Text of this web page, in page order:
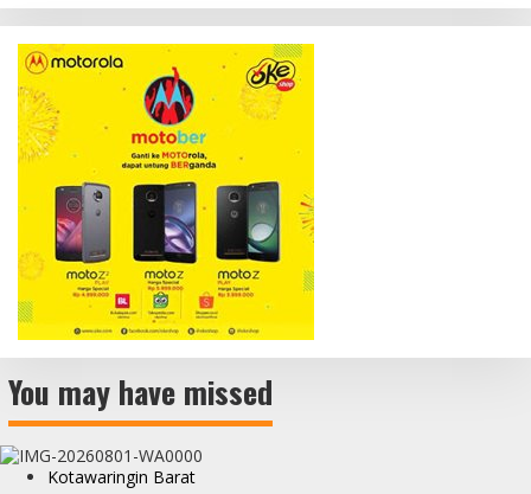
You may have missed
Kotawaringin Barat